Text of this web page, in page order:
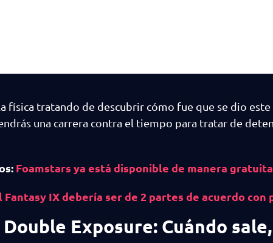
física tratando de descubrir cómo fue que se dio
una carrera contra el tiempo para tratar de
Foamstars ya está disponible de manera gratuita
Fantasy IX debería ser de 2 partes de acuerdo con
Exposure: Cuándo